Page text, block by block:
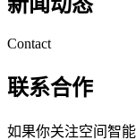
新闻动态
Contact
联系合作
如果你关注空间智